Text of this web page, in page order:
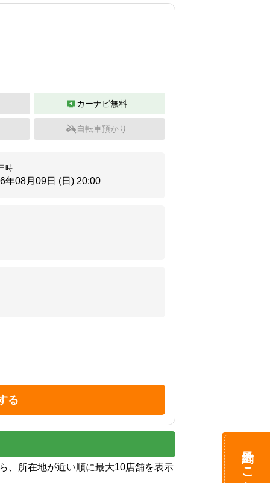
カーナビ無料
自転車預かり
時
年08月09日 (日) 20:00
る
、所在地が近い順に最大10店舗を表示